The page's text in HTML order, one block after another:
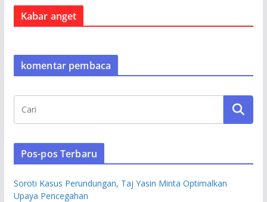
Kabar anget
komentar pembaca
Pos-pos Terbaru
Soroti Kasus Perundungan, Taj Yasin Minta Optimalkan
Upaya Pencegahan